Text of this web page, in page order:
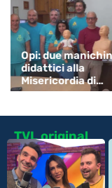
Opi: due
didattici alla
Misericordia di
Monsummano
TVL original